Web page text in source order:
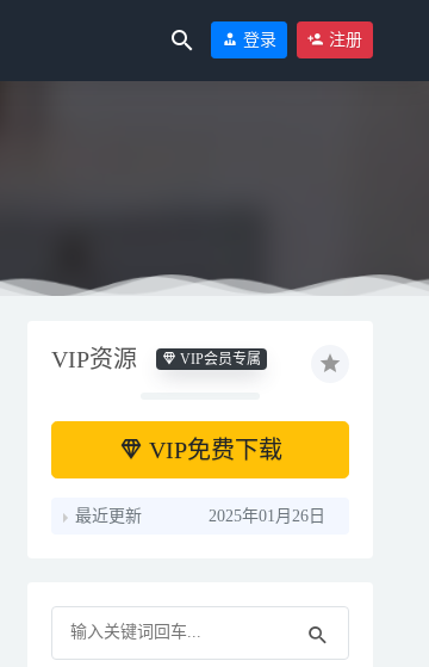
登录 注册
VIP资源 VIP会员专属
VIP免费下载
最近更新 2025年01月26日